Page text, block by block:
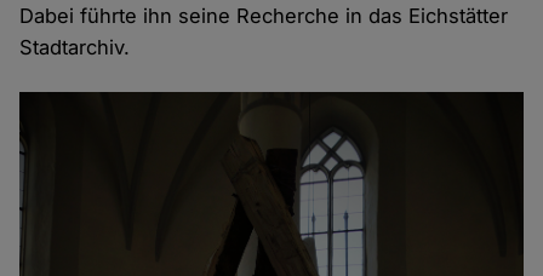
Dabei führte ihn seine Recherche in das Eichstätter
Stadtarchiv.